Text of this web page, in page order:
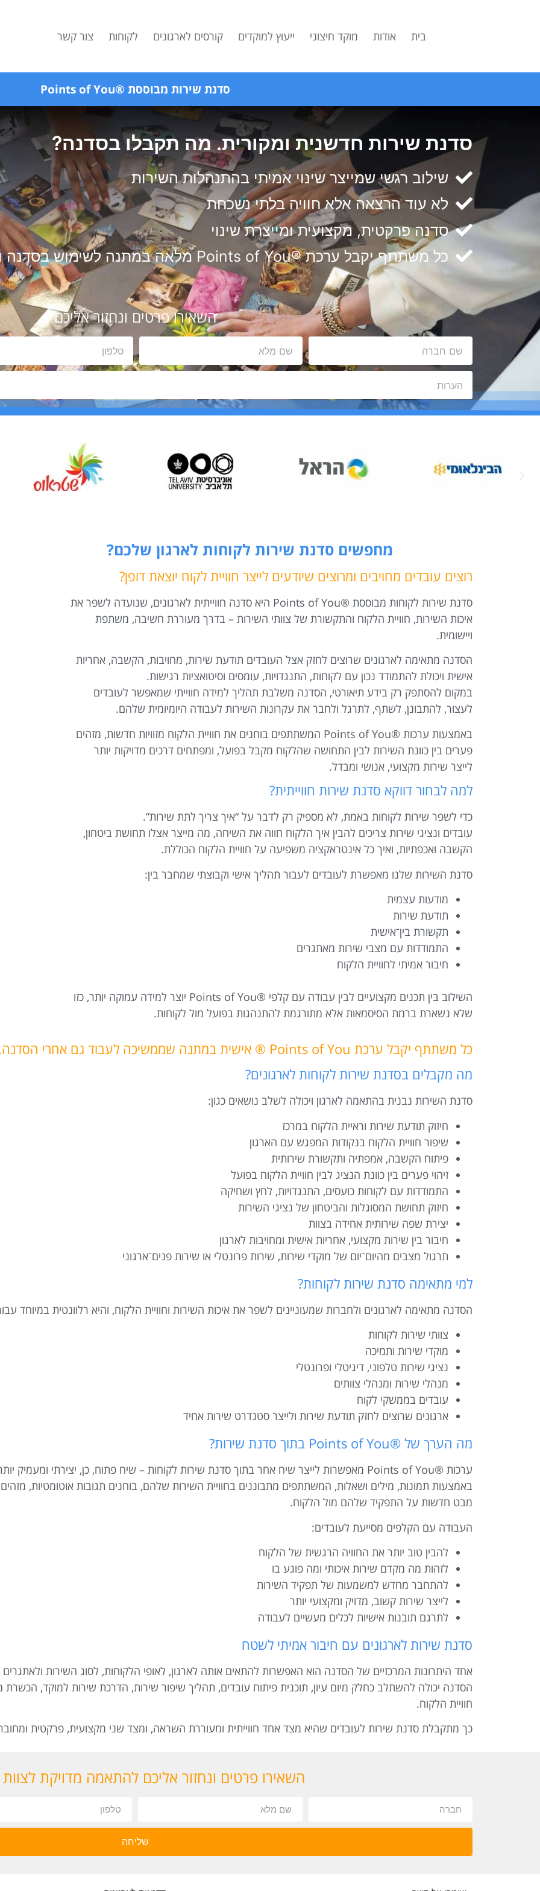
בית אודות מוקד חיצוני ייעוץ למוקדים קורסים לארגונים לקוחות צור קשר
סדנת שירות מבוססת ®Points of You
סדנת שירות חדשנית ומקורית. מה תקבלו בסדנה?
שילוב רגשי שמייצר שינוי אמיתי בהתנהלות השירות
לא עוד הרצאה אלא חוויה בלתי נשכחת
סדנה פרקטית, מקצועית ומייצרת שינוי
כל משתתף יקבל ערכת ®Points of You מלאה במתנה לשימוש בסדנה ובעבודה השוטפת
השאירו פרטים ונחזור אליכם
מחפשים סדנת שירות לקוחות לארגון שלכם?
רוצים עובדים מחויבים ומרוצים שיודעים לייצר חוויית לקוח יוצאת דופן?
סדנת שירות לקוחות מבוססת ®Points of You היא סדנה חווייתית לארגונים, שנועדה לשפר את
איכות השירות, חוויית הלקוח והתקשורת של צוותי השירות – בדרך מעוררת חשיבה, משתפת
ויישומית.
הסדנה מתאימה לארגונים שרוצים לחזק אצל העובדים תודעת שירות, מחויבות, הקשבה, אחריות
אישית ויכולת להתמודד נכון עם לקוחות, התנגדויות, עומסים וסיטואציות רגישות.
במקום להסתפק רק בידע תיאורטי, הסדנה משלבת תהליך למידה חווייתי שמאפשר לעובדים
לעצור, להתבונן, לשתף, לתרגל ולחבר את עקרונות השירות לעבודה היומיומית שלהם.
באמצעות ערכות ®Points of You המשתתפים בוחנים את חוויית הלקוח מזוויות חדשות, מזהים
פערים בין כוונת השירות לבין התחושה שהלקוח מקבל בפועל, ומפתחים דרכים מדויקות יותר
לייצר שירות מקצועי, אנושי ומבדל.
למה לבחור דווקא סדנת שירות חווייתית?
כדי לשפר שירות לקוחות באמת, לא מספיק רק לדבר על “איך צריך לתת שירות”.
עובדים ונציגי שירות צריכים להבין איך הלקוח חווה את השיחה, מה מייצר אצלו תחושת ביטחון,
הקשבה ואכפתיות, ואיך כל אינטראקציה משפיעה על חוויית הלקוח הכוללת.
סדנת השירות שלנו מאפשרת לעובדים לעבור תהליך אישי וקבוצתי שמחבר בין:
מודעות עצמית
תודעת שירות
תקשורת בין־אישית
התמודדות עם מצבי שירות מאתגרים
חיבור אמיתי לחוויית הלקוח
השילוב בין תכנים מקצועיים לבין עבודה עם קלפי ®Points of You יוצר למידה עמוקה יותר, כזו
שלא נשארת ברמת הסיסמאות אלא מתורגמת להתנהגות בפועל מול לקוחות.
כל משתתף יקבל ערכת Points of You ® אישית במתנה שממשיכה לעבוד גם אחרי הסדנה.
מה מקבלים בסדנת שירות לקוחות לארגונים?
סדנת השירות נבנית בהתאמה לארגון ויכולה לשלב נושאים כגון:
חיזוק תודעת שירות וראיית הלקוח במרכז
שיפור חוויית הלקוח בנקודות המפגש עם הארגון
פיתוח הקשבה, אמפתיה ותקשורת שירותית
זיהוי פערים בין כוונת הנציג לבין חוויית הלקוח בפועל
התמודדות עם לקוחות כועסים, התנגדויות, לחץ ושחיקה
חיזוק תחושת המסוגלות והביטחון של נציגי השירות
יצירת שפה שירותית אחידה בצוות
חיבור בין שירות מקצועי, אחריות אישית ומחויבות לארגון
תרגול מצבים מהיום־יום של מוקדי שירות, שירות פרונטלי או שירות פנים־ארגוני
למי מתאימה סדנת שירות לקוחות?
הסדנה מתאימה לארגונים ולחברות שמעוניינים לשפר את איכות השירות וחוויית הלקוח, והיא רלוונטית במיוחד
צוותי שירות לקוחות
מוקדי שירות ותמיכה
נציגי שירות טלפוני, דיגיטלי ופרונטלי
מנהלי שירות ומנהלי צוותים
עובדים בממשקי לקוח
ארגונים שרוצים לחזק תודעת שירות ולייצר סטנדרט שירות אחיד
מה הערך של ®Points of You בתוך סדנת שירות?
ערכות ®Points of You מאפשרות לייצר שיח אחר בתוך סדנת שירות לקוחות – שיח פתוח, כן, יצירתי ומעמיק יותר.
באמצעות תמונות, מילים ושאלות, המשתתפים מתבוננים בחוויית השירות שלהם, בוחנים תגובות אוטומטיות,
מבט חדשות על התפקיד שלהם מול הלקוח.
העבודה עם הקלפים מסייעת לעובדים:
להבין טוב יותר את החוויה הרגשית של הלקוח
לזהות מה מקדם שירות איכותי ומה פוגע בו
להתחבר מחדש למשמעות של תפקיד השירות
לייצר שירות קשוב, מדויק ומקצועי יותר
לתרגם תובנות אישיות לכלים מעשיים לעבודה
סדנת שירות לארגונים עם חיבור אמיתי לשטח
אחד היתרונות המרכזיים של הסדנה הוא האפשרות להתאים אותה לארגון, לאופי הלקוחות, לסוג השירות
הסדנה יכולה להשתלב כחלק מיום עיון, תוכנית פיתוח עובדים, תהליך שיפור שירות, הדרכת שירות למוקד, הכשרת
חוויית הלקוח.
כך מתקבלת סדנת שירות לעובדים שהיא מצד אחד חווייתית ומעוררת השראה, ומצד שני מקצועית, פרקטית
השאירו פרטים ונחזור אליכם להתאמה מדויקת
שליחה